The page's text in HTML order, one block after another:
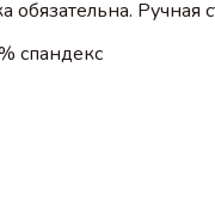
обязательна.
спандекс